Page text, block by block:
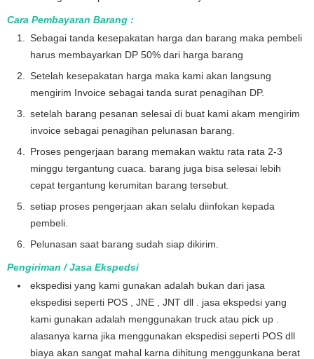
Cara Pembayaran Barang :
Sebagai tanda kesepakatan harga dan barang maka pembeli
harus membayarkan DP 50% dari harga barang
Setelah kesepakatan harga maka kami akan langsung
mengirim Invoice sebagai tanda surat penagihan DP.
setelah barang pesanan selesai di buat kami akam mengirim
invoice sebagai penagihan pelunasan barang.
Proses pengerjaan barang memakan waktu rata rata 2-3
minggu tergantung cuaca. barang juga bisa selesai lebih
cepat tergantung kerumitan barang tersebut.
setiap proses pengerjaan akan selalu diinfokan kepada
pembeli.
Pelunasan saat barang sudah siap dikirim.
Pengiriman / Jasa Ekspedsi
ekspedisi yang kami gunakan adalah bukan dari jasa
ekspedisi seperti POS , JNE , JNT dll . jasa ekspedsi yang
kami gunakan adalah menggunakan truck atau pick up .
alasanya karna jika menggunakan ekspedisi seperti POS dll
biaya akan sangat mahal karna dihitung menggunkana berat